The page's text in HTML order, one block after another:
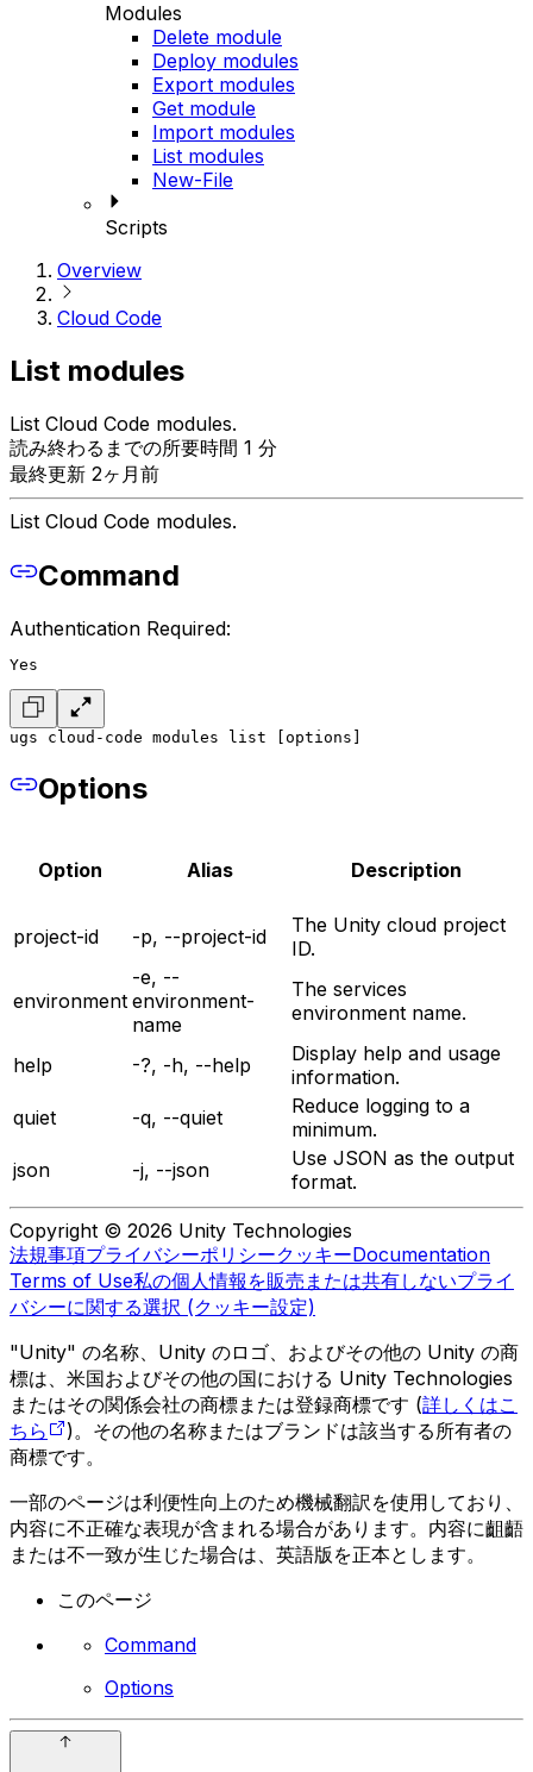
Modules
Delete module
Deploy modules
Export modules
Get module
Import modules
List modules
New-File
Scripts
Overview
Cloud Code
List modules
List Cloud Code modules.
読み終わるまでの所要時間 1 分
最終更新 2ヶ月前
List Cloud Code modules.
Command
Authentication Required:
Yes
ugs cloud-code modules list [options]
Options
Option Alias Description
project-id -p, --project-id
The Unity cloud project
ID.
environment
-e, --
environment-
name
The services
environment name.
help -?, -h, --help
Display help and usage
information.
quiet
-q, --quiet
Reduce logging to a
minimum.
json
-j, --json
Use JSON as the output
format.
Copyright © 2026 Unity Technologies
法規事項プライバシーポリシークッキーDocumentation
Terms of Use私の個人情報を販売または共有しないプライ
バシーに関する選択 (クッキー設定)
"Unity" の名称、Unity のロゴ、およびその他の Unity の商
標は、米国およびその他の国における Unity Technologies
またはその関係会社の商標または登録商標です (詳しくはこ
ちら
)。その他の名称またはブランドは該当する所有者の
商標です。
一部のページは利便性向上のため機械翻訳を使用しており、
内容に不正確な表現が含まれる場合があります。内容に齟齬
または不一致が生じた場合は、英語版を正本とします。
このページ
Command
Options